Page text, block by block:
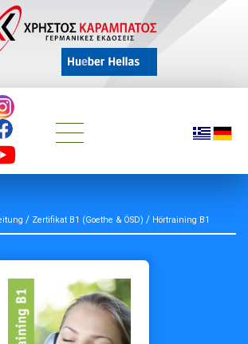
/ Zertifikat B1 (Goethe & ÖSD) / Hörtraining B1